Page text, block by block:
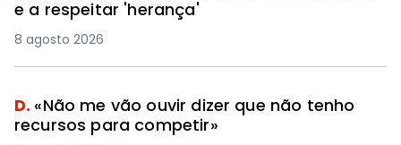
e a respeitar 'herança'
8 agosto 2026
D. «Não me vão ouvir dizer que não tenho
recursos para competir»